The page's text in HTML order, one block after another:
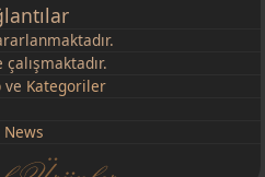
ve Kategoriler